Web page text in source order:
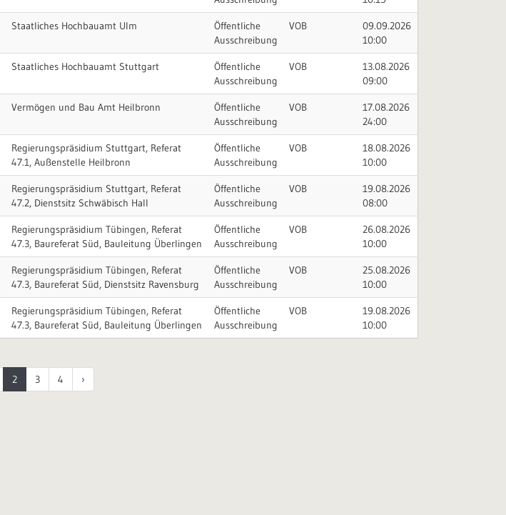
Staatliches Hochbauamt Ulm
Öffentliche
Ausschreibung
VOB
09.09.2026
10:00
Staatliches Hochbauamt Stuttgart
Öffentliche
Ausschreibung
VOB
13.08.2026
09:00
Vermögen und Bau Amt Heilbronn
Öffentliche
Ausschreibung
VOB
17.08.2026
24:00
Regierungspräsidium Stuttgart, Referat
47.1, Außenstelle Heilbronn
Öffentliche
Ausschreibung
VOB
18.08.2026
10:00
Regierungspräsidium Stuttgart, Referat
47.2, Dienstsitz Schwäbisch Hall
Öffentliche
Ausschreibung
VOB
19.08.2026
08:00
Regierungspräsidium Tübingen, Referat
47.3, Baureferat Süd, Bauleitung Überlingen
Öffentliche
Ausschreibung
VOB
26.08.2026
10:00
Regierungspräsidium Tübingen, Referat
47.3, Baureferat Süd, Dienstsitz Ravensburg
Öffentliche
Ausschreibung
VOB
25.08.2026
10:00
Regierungspräsidium Tübingen, Referat
47.3, Baureferat Süd, Bauleitung Überlingen
Öffentliche
Ausschreibung
VOB
19.08.2026
10:00
2 3 4 ›